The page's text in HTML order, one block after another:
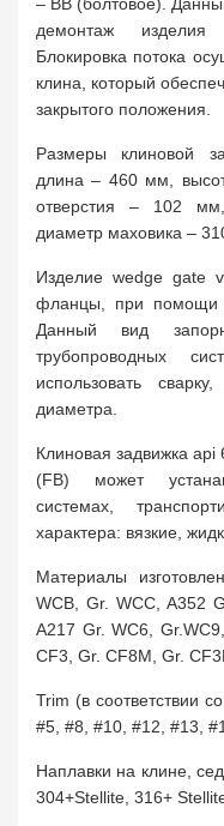
демонтаж
Блокировка потока
клина, который
закрытого положения.
Размеры клиновой
длина – 460 мм,
отверстия – 102
диаметр маховика –
Изделие wedge gate
фланцы, при помощи
Данный вид
трубопроводных
использовать
диаметра.
Клиновая задвижка
(FB) может
системах,
характера: вязкие,
Материалы
WCB, Gr. WCC, A352
A217 Gr. WC6,
CF3, Gr. CF8M, Gr.
Trim (в соответствии
#5, #8, #10, #12, #13,
Наплавки на клине,
304+Stellite, 316+